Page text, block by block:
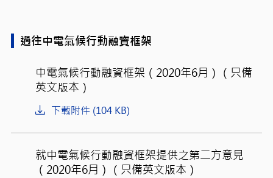
過往中電氣候行動融資框架
中電氣候行動融資框架（2020年6月）（只備
英文版本）
下載附件 (104 KB)
就中電氣候行動融資框架提供之第二方意見
（2020年6月）（只備英文版本）